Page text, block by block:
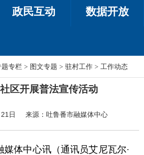
政民互动 数据开放
题专栏 > 图文专题 > 驻村工作 > 工作动态
区开展普法宣传活动
日 来源：吐鲁番市融媒体中心
媒体中心讯（通讯员艾尼瓦尔·